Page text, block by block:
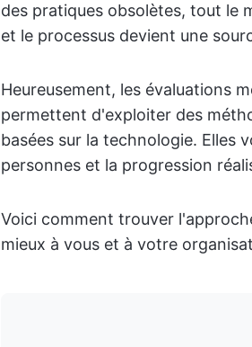
des pratiques obsolètes, tout le
et le processus devient une
Heureusement, les évaluations
permettent d'exploiter des
basées sur la technologie.
personnes et la progression
Voici comment trouver
mieux à vous et à votre